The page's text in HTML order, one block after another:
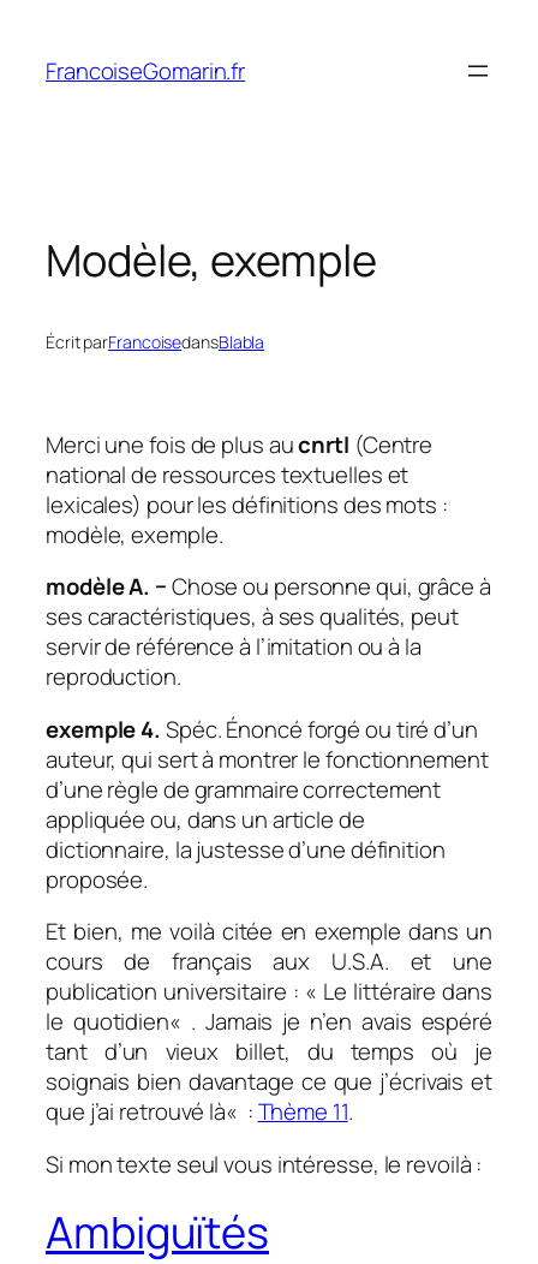
contenu
FrancoiseGomarin.fr
Modèle, exemple
Écrit parFrancoisedansBlabla
Merci une fois de plus aucnrtl (Centre
national de ressources textuelles et
lexicales) pour les définitions des mots :
modèle, exemple.
modèle A. −Chose ou personne qui, grâce à
ses caractéristiques, à ses qualités, peut
servir de référence à l’imitation ou à la
reproduction.
exemple 4. Spéc.Énoncé forgé ou tiré d’un
auteur, qui sert à montrer le fonctionnement
d’une règle de grammaire correctement
appliquée ou, dans un article de
dictionnaire, la justesse d’une définition
proposée.
Et bien, me voilà citée en exemple dans un
cours de français aux U.S.A. et une
publication universitaire : « Le littéraire dans
le quotidien« . Jamais je n’en avais espéré
tant d’un vieux billet, du temps où je
soignais bien davantage ce que j’écrivais et
que j’ai retrouvé là« :Thème 11.
Si mon texte seul vous intéresse, le revoilà :
Ambiguïtés